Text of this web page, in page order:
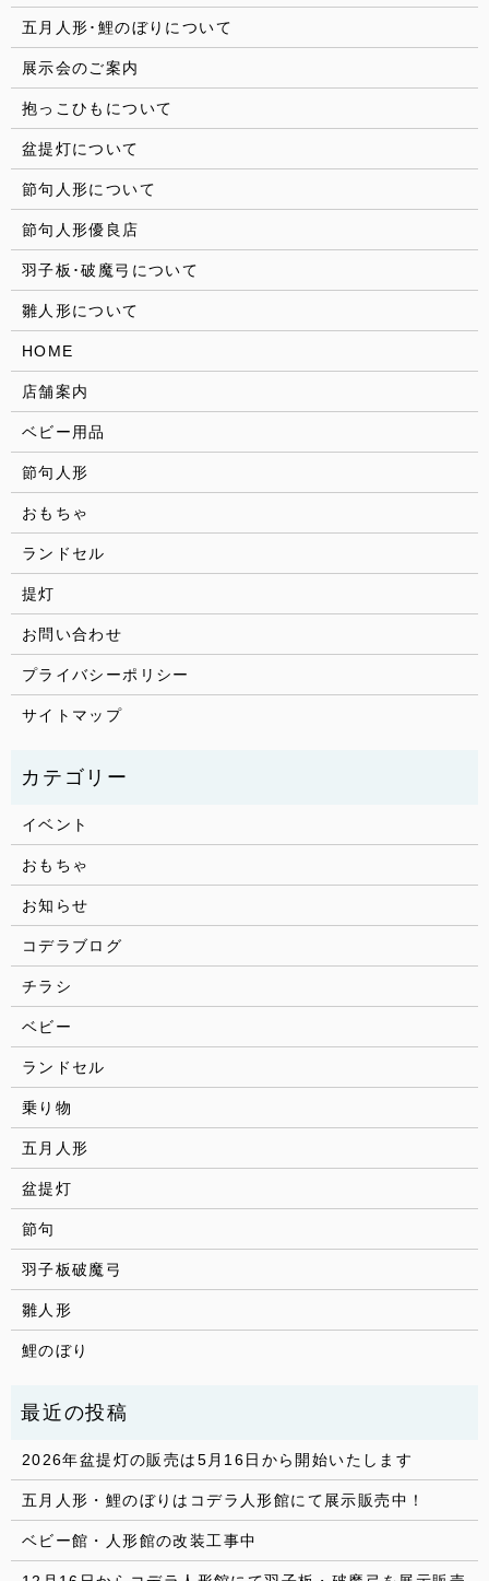
五月人形･鯉のぼりについて
展示会のご案内
抱っこひもについて
盆提灯について
節句人形について
節句人形優良店
羽子板･破魔弓について
雛人形について
HOME
店舗案内
ベビー用品
節句人形
おもちゃ
ランドセル
提灯
お問い合わせ
プライバシーポリシー
サイトマップ
イベント
おもちゃ
お知らせ
コデラブログ
チラシ
ベビー
ランドセル
乗り物
五月人形
盆提灯
節句
羽子板破魔弓
雛人形
鯉のぼり
2026年盆提灯の販売は5月16日から開始いたします
五月人形・鯉のぼりはコデラ人形館にて展示販売中！
ベビー館・人形館の改装工事中